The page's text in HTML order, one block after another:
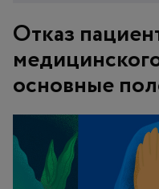
Отказ
основные